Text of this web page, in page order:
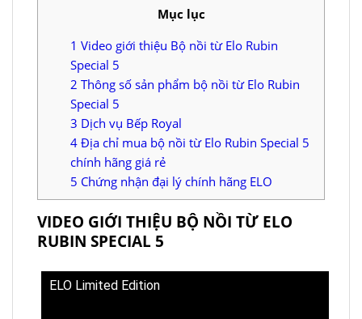
Mục lục
1 Video giới thiệu Bộ nồi từ Elo Rubin
Special 5
2 Thông số sản phẩm bộ nồi từ Elo Rubin
Special 5
3 Dịch vụ Bếp Royal
4 Địa chỉ mua bộ nồi từ Elo Rubin Special 5
chính hãng giá rẻ
5 Chứng nhận đại lý chính hãng ELO
VIDEO GIỚI THIỆU BỘ NỒI TỪ ELO
RUBIN SPECIAL 5
ELO Limited Edition